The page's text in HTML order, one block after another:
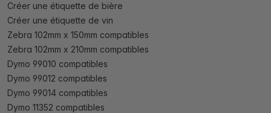
Créer une étiquette de bière
Créer une étiquette de vin
Zebra 102mm x 150mm compatibles
Zebra 102mm x 210mm compatibles
Dymo 99010 compatibles
Dymo 99012 compatibles
Dymo 99014 compatibles
Dymo 11352 compatibles